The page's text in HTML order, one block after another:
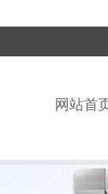
网站首